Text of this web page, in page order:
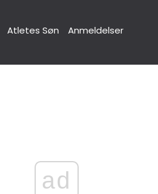
Atletes Søn Anmeldelser
ad